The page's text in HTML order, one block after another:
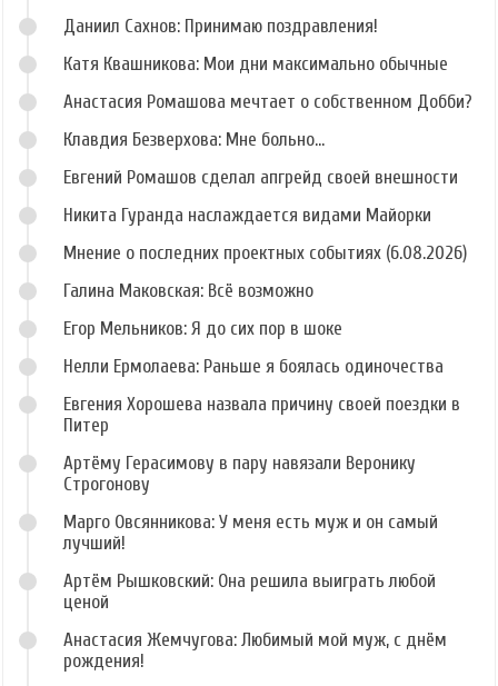
Даниил Сахнов: Принимаю поздравления!
Катя Квашникова: Мои дни максимально обычные
Анастасия Ромашова мечтает о собственном Добби?
Клавдия Безверхова: Мне больно...
Евгений Ромашов сделал апгрейд своей внешности
Никита Гуранда наслаждается видами Майорки
Мнение о последних проектных событиях (6.08.2026)
Галина Маковская: Всё возможно
Егор Мельников: Я до сих пор в шоке
Нелли Ермолаева: Раньше я боялась одиночества
Евгения Хорошева назвала причину своей поездки в
Питер
Артёму Герасимову в пару навязали Веронику
Строгонову
Марго Овсянникова: У меня есть муж и он самый
лучший!
Артём Рышковский: Она решила выиграть любой
ценой
Анастасия Жемчугова: Любимый мой муж, с днём
рождения!